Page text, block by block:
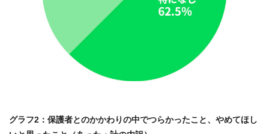
グラフ2：保護者とのかかわりの中でつらかったこと、やめてほし